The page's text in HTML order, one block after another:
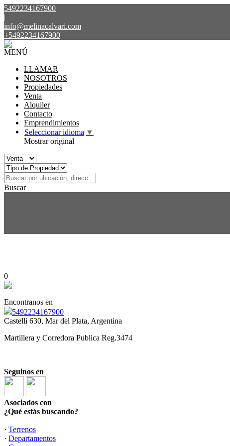
5492234167900
|
info@melinacalvari.com
+5492234167900
MENÚ
LLAMAR
NOSOTROS
Propiedades
Venta
Alquiler
Contacto
Emprendimientos
Seleccionar idioma ▼
Mostrar original
Buscar
0
Encontranos en
5492234167900
Castelli 630, Mar del Plata, Argentina
Martillera y Corredora Publica Reg.3474
Seguinos en
Asociados con
¿Qué estás buscando?
· Terrenos
· Departamentos